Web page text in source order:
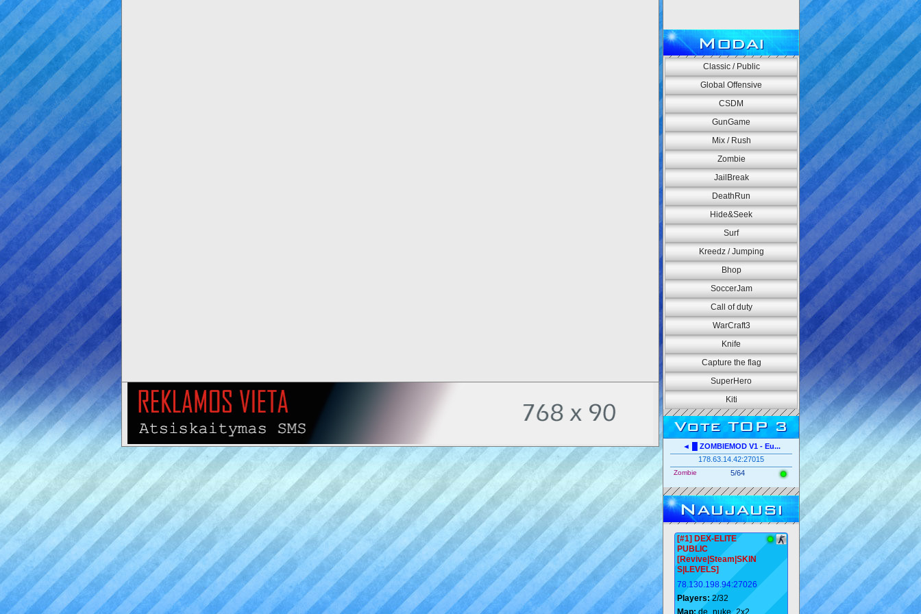
Modai
Classic / Public
Global Offensive
CSDM
GunGame
Mix / Rush
Zombie
JailBreak
DeathRun
Hide&Seek
Surf
Kreedz / Jumping
Bhop
SoccerJam
Call of duty
WarCraft3
Knife
Capture the flag
SuperHero
Kiti
Vote TOP 3
◄ █ ZOMBIEMOD V1 - Eu...
178.63.14.42:27015
Zombie 5/64
Naujausi